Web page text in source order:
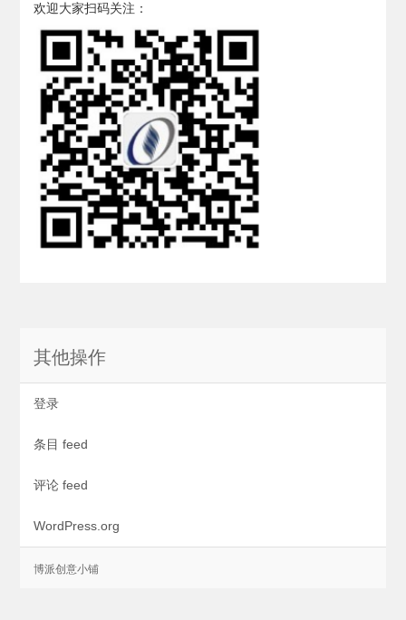
欢迎大家扫码关注：
其他操作
登录
条目 feed
评论 feed
WordPress.org